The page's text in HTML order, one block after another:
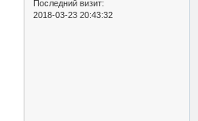
Последний визит:
2018-03-23 20:43:32